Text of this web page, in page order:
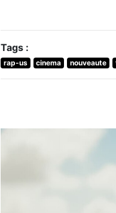
Tags :
rap-us cinema nouveaute